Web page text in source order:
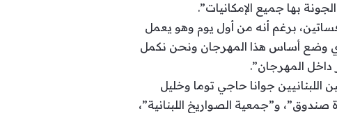
بها جميع الإمكانيات”.
برغم أنه من أول يوم وهو يعمل
وضع أساس هذا المهرجان ونحن نكمل
داخل المهرجان”.
اللبنانيين جوانا حاجي توما وخليل
صندوق”، و”جمعية الصواريخ اللبنانية”،